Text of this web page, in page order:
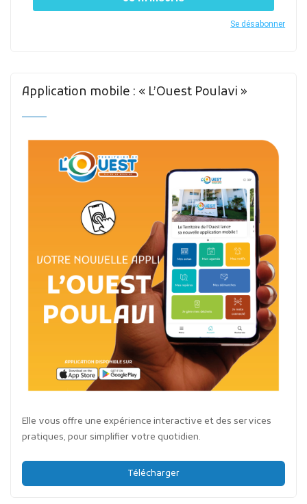
Se désabonner
Application mobile : « L’Ouest Poulavi »
Elle vous offre une expérience interactive et des services
pratiques, pour simplifier votre quotidien.
Télécharger